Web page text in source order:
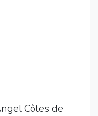
Côtes de